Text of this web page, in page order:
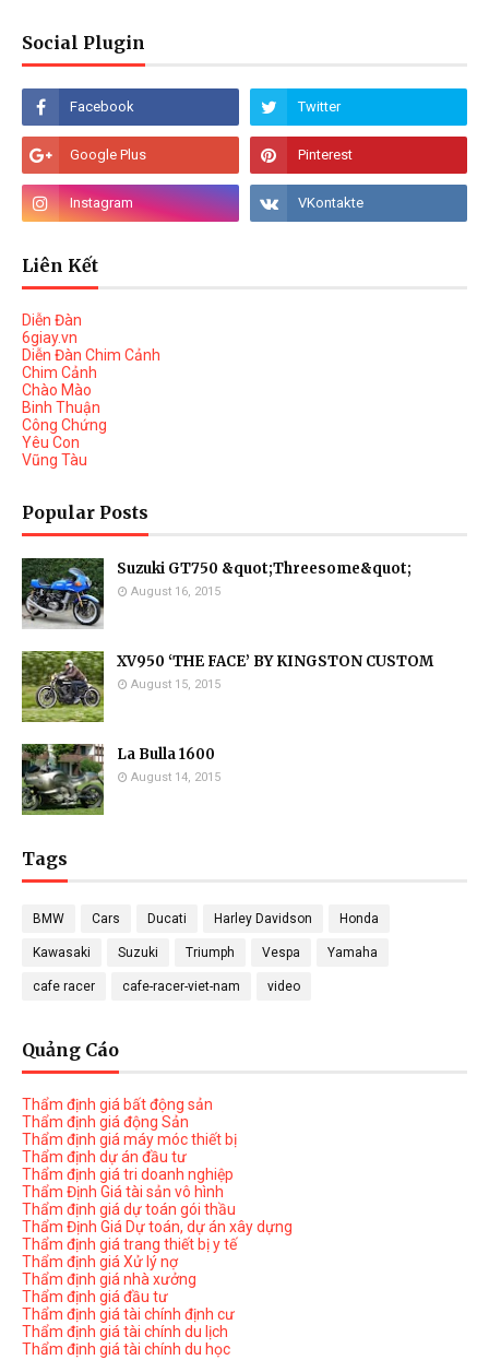
Social Plugin
Liên Kết
Diễn Đàn
6giay.vn
Diễn Đàn Chim Cảnh
Chim Cảnh
Chào Mào
Binh Thuận
Công Chứng
Yêu Con
Vũng Tàu
Popular Posts
Suzuki GT750 &quot;Threesome&quot;
August 16, 2015
XV950 ‘THE FACE’ BY KINGSTON CUSTOM
August 15, 2015
La Bulla 1600
August 14, 2015
Tags
BMW Cars Ducati Harley Davidson Honda
Kawasaki Suzuki Triumph Vespa Yamaha
cafe racer cafe-racer-viet-nam video
Quảng Cáo
Thẩm định giá bất động sản
Thẩm định giá động Sản
Thẩm định giá máy móc thiết bị
Thẩm định dự án đầu tư
Thẩm định giá tri doanh nghiệp
Thẩm Định Giá tài sản vô hình
Thẩm định giá dự toán gói thầu
Thẩm Định Giá Dự toán, dự án xây dựng
Thẩm định giá trang thiết bị y tế
Thẩm định giá Xử lý nợ
Thẩm định giá nhà xưởng
Thẩm định giá đầu tư
Thẩm định giá tài chính định cư
Thẩm định giá tài chính du lịch
Thẩm định giá tài chính du học